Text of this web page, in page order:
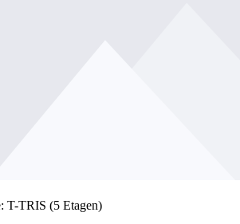
T-TRIS (5 Etagen)